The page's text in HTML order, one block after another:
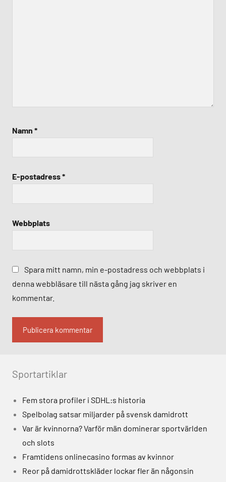
Namn *
E-postadress*
Webbplats
Spara mitt namn, min e-postadress och webbplats i
denna webbläsare till nästa gång jag skriver en
kommentar.
Sportartiklar
Fem stora profiler i SDHL:s historia
Spelbolag satsar miljarder på svensk damidrott
Var är kvinnorna? Varför män dominerar sportvärlden
och slots
Framtidens onlinecasino formas av kvinnor
Reor på damidrottskläder lockar fler än någonsin